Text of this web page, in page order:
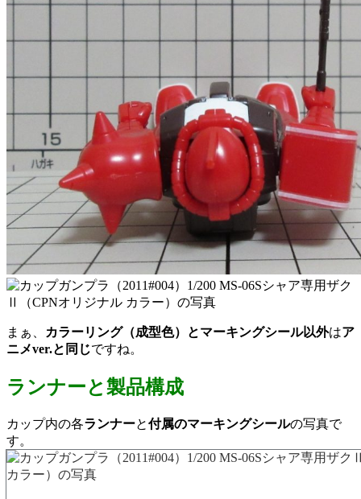
まぁ、 カラーリング（成型色）とマーキングシール以外はア
ニメver.と同じですね。
ランナーと製品構成
カップ内の各ランナーと付属のマーキングシールの写真で
す。